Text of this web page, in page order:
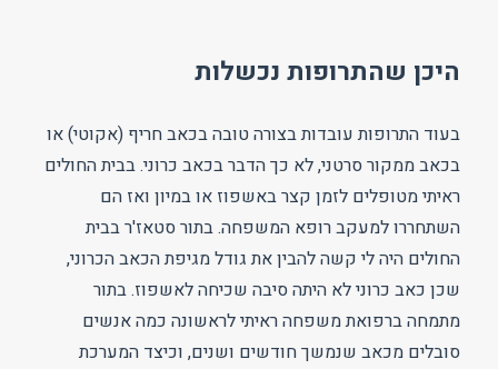
היכן שהתרופות נכשלות
בעוד התרופות עובדות בצורה טובה בכאב חריף (אקוטי) או
בכאב ממקור סרטני, לא כך הדבר בכאב כרוני. בבית החולים
ראיתי מטופלים לזמן קצר באשפוז או במיון ואז הם
השתחררו למעקב רופא המשפחה. בתור סטאז'ר בבית
החולים היה לי קשה להבין את גודל מגיפת הכאב הכרוני,
שכן כאב כרוני לא היתה סיבה שכיחה לאשפוז. בתור
מתמחה ברפואת משפחה ראיתי לראשונה כמה אנשים
סובלים מכאב שנמשך חודשים ושנים, וכיצד המערכת